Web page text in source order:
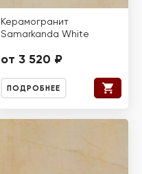
Керамогранит
Samarkanda White
от 3 520 ₽
ПОДРОБНЕЕ